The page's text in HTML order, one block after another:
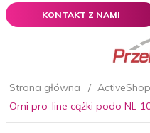
KONTAKT Z NAMI
Strona główna
Omi pro-line cążki podo NL-